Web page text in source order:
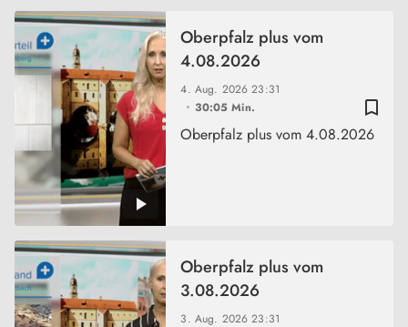
bookmark_border
4. Aug. 202623:31
30:05 Min.
Oberpfalz plus vom
4.08.2026
Oberpfalz plus vom 4.08.2026
3. Aug. 202623:31
Oberpfalz plus vom
3.08.2026